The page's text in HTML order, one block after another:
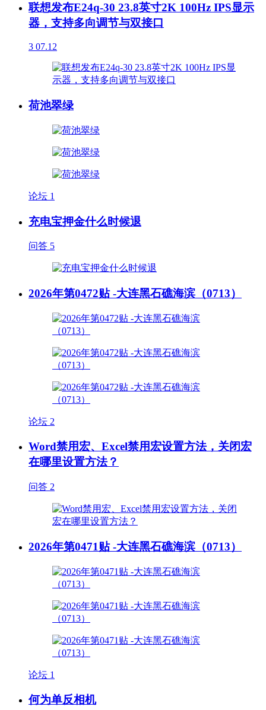
联想发布E24q-30 23.8英寸2K 100Hz IPS显示
器，支持多向调节与双接口
3 07.12
荷池翠绿
论坛 1
充电宝押金什么时候退
问答 5
2026年第0472贴 -大连黑石礁海滨（0713）
论坛 2
Word禁用宏、Excel禁用宏设置方法，关闭宏
在哪里设置方法？
问答 2
2026年第0471贴 -大连黑石礁海滨（0713）
论坛 1
何为单反相机